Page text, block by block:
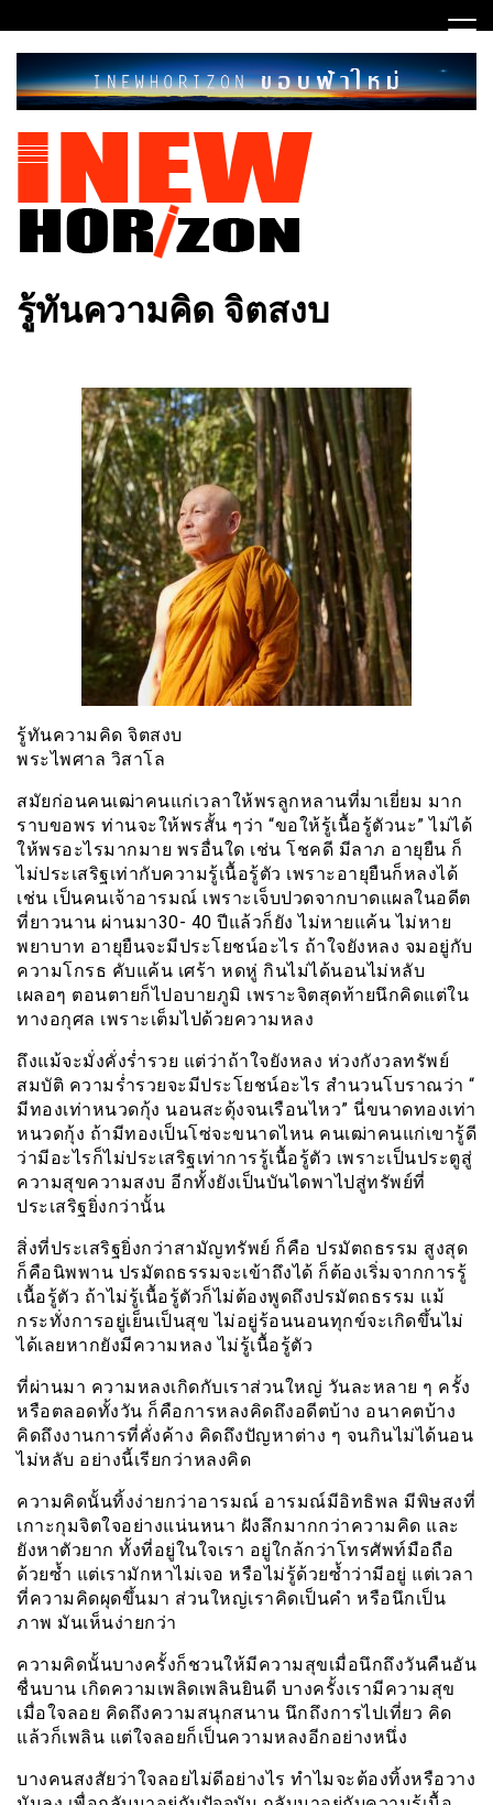
to
content
INEWHORIZON
รู้ทันความคิด จิตสงบ
รู้ทันความคิด จิตสงบ
พระไพศาล วิสาโล
สมัยก่อนคนเฒ่าคนแก่เวลาให้พรลูกหลานที่มาเยี่ยม มาก
ราบขอพร ท่านจะให้พรสั้น ๆว่า “ขอให้รู้เนื้อรู้ตัวนะ” ไม่ได้
ให้พรอะไรมากมาย พรอื่นใด เช่น โชคดี มีลาภ อายุยืน ก็
ไม่ประเสริฐเท่ากับความรู้เนื้อรู้ตัว เพราะอายุยืนก็หลงได้
เช่น เป็นคนเจ้าอารมณ์ เพราะเจ็บปวดจากบาดแผลในอดีต
ที่ยาวนาน ผ่านมา30- 40 ปีแล้วก็ยัง ไม่หายแค้น ไม่หาย
พยาบาท อายุยืนจะมีประโยชน์อะไร ถ้าใจยังหลง จมอยู่กับ
ความโกรธ คับแค้น เศร้า หดหู่ กินไม่ได้นอนไม่หลับ
เผลอๆ ตอนตายก็ไปอบายภูมิ เพราะจิตสุดท้ายนึกคิดแต่ใน
ทางอกุศล เพราะเต็มไปด้วยความหลง
ถึงแม้จะมั่งคั่งร่ำรวย แต่ว่าถ้าใจยังหลง ห่วงกังวลทรัพย์
สมบัติ ความร่ำรวยจะมีประโยชน์อะไร สำนวนโบราณว่า “
มีทองเท่าหนวดกุ้ง นอนสะดุ้งจนเรือนไหว” นี่ขนาดทองเท่า
หนวดกุ้ง ถ้ามีทองเป็นโซ่จะขนาดไหน คนเฒ่าคนแก่เขารู้ดี
ว่ามีอะไรก็ไม่ประเสริฐเท่าการรู้เนื้อรู้ตัว เพราะเป็นประตูสู่
ความสุขความสงบ อีกทั้งยังเป็นบันไดพาไปสู่ทรัพย์ที่
ประเสริฐยิ่งกว่านั้น
สิ่งที่ประเสริฐยิ่งกว่าสามัญทรัพย์ ก็คือ ปรมัตถธรรม สูงสุด
ก็คือนิพพาน ปรมัตถธรรมจะเข้าถึงได้ ก็ต้องเริ่มจากการรู้
เนื้อรู้ตัว ถ้าไม่รู้เนื้อรู้ตัวก็ไม่ต้องพูดถึงปรมัตถธรรม แม้
กระทั่งการอยู่เย็นเป็นสุข ไม่อยู่ร้อนนอนทุกข์จะเกิดขึ้นไม่
ได้เลยหากยังมีความหลง ไม่รู้เนื้อรู้ตัว
ที่ผ่านมา ความหลงเกิดกับเราส่วนใหญ่ วันละหลาย ๆ ครั้ง
หรือตลอดทั้งวัน ก็คือการหลงคิดถึงอดีตบ้าง อนาคตบ้าง
คิดถึงงานการที่คั่งค้าง คิดถึงปัญหาต่าง ๆ จนกินไม่ได้นอน
ไม่หลับ อย่างนี้เรียกว่าหลงคิด
ความคิดนั้นทิ้งง่ายกว่าอารมณ์ อารมณ์มีอิทธิพล มีพิษสงที่
เกาะกุมจิตใจอย่างแน่นหนา ฝังลึกมากกว่าความคิด และ
ยังหาตัวยาก ทั้งที่อยู่ในใจเรา อยู่ใกล้กว่าโทรศัพท์มือถือ
ด้วยซ้ำ แต่เรามักหาไม่เจอ หรือไม่รู้ด้วยซ้ำว่ามีอยู่ แต่เวลา
ที่ความคิดผุดขึ้นมา ส่วนใหญ่เราคิดเป็นคำ หรือนึกเป็น
ภาพ มันเห็นง่ายกว่า
ความคิดนั้นบางครั้งก็ชวนให้มีความสุขเมื่อนึกถึงวันคืนอัน
ชื่นบาน เกิดความเพลิดเพลินยินดี บางครั้งเรามีความสุข
เมื่อใจลอย คิดถึงความสนุกสนาน นึกถึงการไปเที่ยว คิด
แล้วก็เพลิน แต่ใจลอยก็เป็นความหลงอีกอย่างหนึ่ง
บางคนสงสัยว่าใจลอยไม่ดีอย่างไร ทำไมจะต้องทิ้งหรือวาง